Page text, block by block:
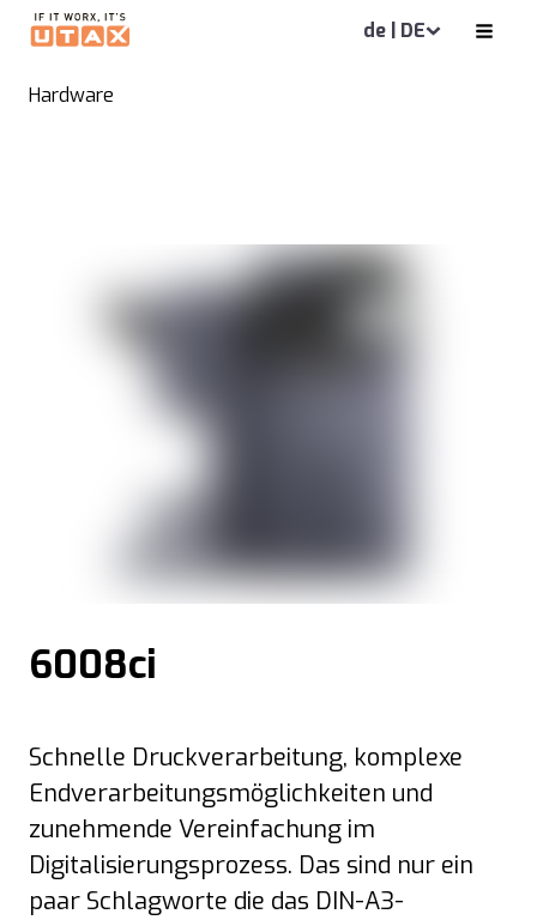
de | DE
Hardware
6008ci
Schnelle Druckverarbeitung, komplexe
Endverarbeitungsmöglichkeiten und
zunehmende Vereinfachung im
Digitalisierungsprozess. Das sind nur ein
paar Schlagworte die das DIN-A3-